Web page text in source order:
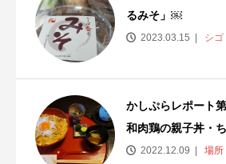
るみそ」￼
2023.03.15 シゴ
かしぷらレポート
和肉鶏の親子丼・
2022.12.09 場所